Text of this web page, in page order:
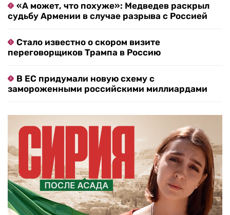
«А может, что похуже»: Медведев раскрыл
судьбу Армении в случае разрыва с Россией
Стало известно о скором визите
переговорщиков Трампа в Россию
В ЕС придумали новую схему с
замороженными российскими миллиардами